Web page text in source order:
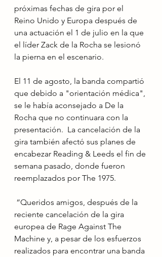
próximas fechas de gira por el
Reino Unido y Europa después de
una actuación el 1 de julio en la que
el líder Zack de la Rocha se lesionó
la pierna en el escenario.
El 11 de agosto, la banda compartió
que debido a "orientación médica",
se le había aconsejado a De la
Rocha que no continuara con la
presentación.  La cancelación de la
gira también afectó sus planes de
encabezar Reading & Leeds el fin de
semana pasado, donde fueron
reemplazados por The 1975.
reciente cancelación de la gira
europea de Rage Against The
Machine y, a pesar de los esfuerzos
realizados para encontrar una banda